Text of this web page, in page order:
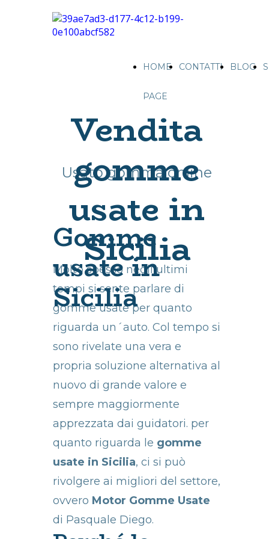
HOME
PAGE
CONTATTI BLOG
Vendita
gomme
usate in
Sicilia
Usato gomma online
Gomme
usate in
Sicilia
Molto spesso negli ultimi
tempi si sente parlare di
gomme usate per quanto
riguarda un´auto. Col tempo si
sono rivelate una vera e
propria soluzione alternativa al
nuovo di grande valore e
sempre maggiormente
apprezzata dai guidatori. per
quanto riguarda le gomme
usate in Sicilia, ci si può
rivolgere ai migliori del settore,
ovvero Motor Gomme Usate
di Pasquale Diego.